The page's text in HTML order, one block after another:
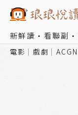
新鮮讀 看聯副
電影 戲劇 ACGN